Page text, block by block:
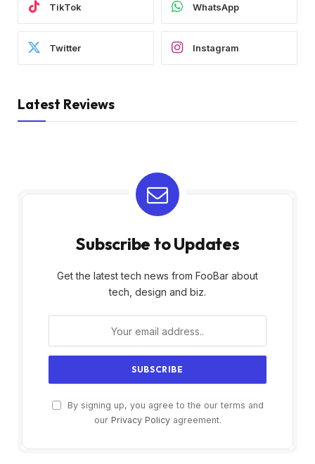
TikTok WhatsApp
Twitter Instagram
Latest Reviews
Subscribe to Updates
Get the latest tech news from FooBar about
tech, design and biz.
By signing up, you agree to the our terms and
our Privacy Policyagreement.